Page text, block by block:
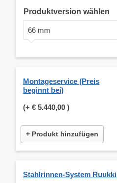
Produktversion wählen
66 mm
Montageservice (Preis
beginnt bei)
(+ € 5.440,00 )
+ Produkt hinzufügen
Stahlrinnen-System Ruukki